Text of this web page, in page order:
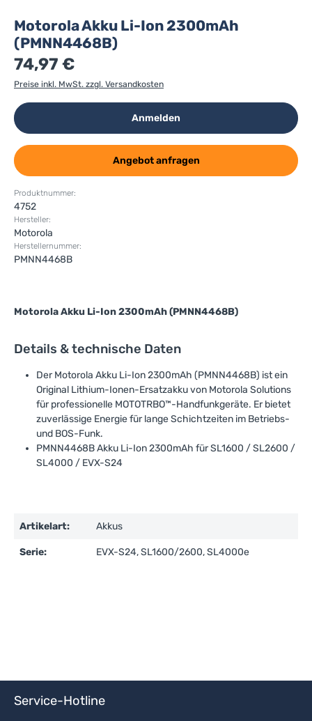
Motorola Akku Li-Ion 2300mAh
(PMNN4468B)
74,97 €
Preise inkl. MwSt. zzgl. Versandkosten
Anmelden
Angebot anfragen
Produktnummer:
4752
Hersteller:
Motorola
Herstellernummer:
PMNN4468B
Motorola Akku Li-Ion 2300mAh (PMNN4468B)
Details & technische Daten
Der Motorola Akku Li-Ion 2300mAh (PMNN4468B) ist ein
Original Lithium-Ionen-Ersatzakku von Motorola Solutions
für professionelle MOTOTRBO™-Handfunkgeräte. Er bietet
zuverlässige Energie für lange Schichtzeiten im Betriebs-
und BOS-Funk.
PMNN4468B Akku Li-Ion 2300mAh für SL1600 / SL2600 /
SL4000 / EVX-S24
Artikelart: Akkus
Serie: EVX-S24, SL1600/2600, SL4000e
Service-Hotline